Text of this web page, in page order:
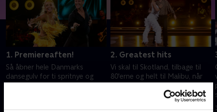
1. Premiereaften!
Så åbner hele Danmarks
dansegulv for ti spritnye og
2. Greatest hits
Vi skal til Skotland, tilbage til
80'erne og helt til Malibu, når
nydansernes yndlingssange.
Hvilken dans bliver det største